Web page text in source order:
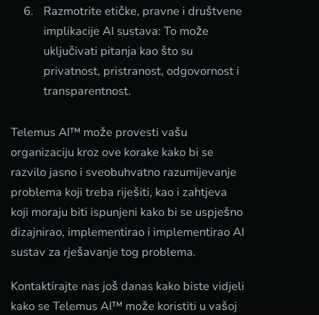
Razmotrite etičke, pravne i društvene
implikacije AI sustava: To može
uključivati pitanja kao što su
privatnost, pristranost, odgovornost i
transparentnost.
Telemus AI™ može provesti vašu
organizaciju kroz ove korake kako bi se
razvilo jasno i sveobuhvatno razumijevanje
problema koji treba riješiti, kao i zahtjeva
koji moraju biti ispunjeni kako bi se uspješno
dizajnirao, implementirao i implementirao AI
sustav za rješavanje tog problema.
Kontaktirajte nas još danas kako biste vidjeli
kako se Telemus AI™ može koristiti u vašoj